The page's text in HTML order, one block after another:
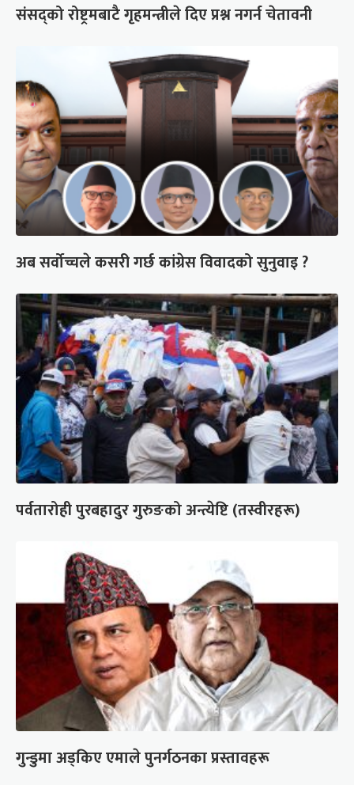
संसद्को रोष्ट्रमबाटै गृहमन्त्रीले दिए प्रश्न नगर्न चेतावनी
अब सर्वोच्चले कसरी गर्छ कांग्रेस विवादको सुनुवाइ ?
पर्वतारोही पुरबहादुर गुरुङको अन्त्येष्टि (तस्वीरहरू)
गुन्डुमा अड्किए एमाले पुनर्गठनका प्रस्तावहरू